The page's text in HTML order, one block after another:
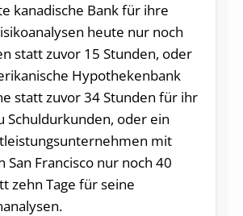
kanadische Bank für ihre
heute nur noch
statt zuvor 15 Stunden, oder
Hypothekenbank
statt zuvor 34 Stunden für ihr
Schuldurkunden, oder ein
mit
San Francisco nur noch 40
zehn Tage für seine